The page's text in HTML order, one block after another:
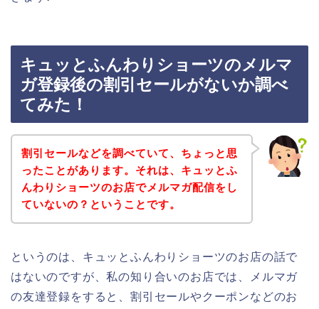
キュッとふんわりショーツのメルマ
ガ登録後の割引セールがないか調べ
てみた！
割引セールなどを調べていて、ちょっと思
ったことがあります。それは、キュッとふ
んわりショーツのお店でメルマガ配信をし
ていないの？ということです。
というのは、キュッとふんわりショーツのお店の話で
はないのですが、私の知り合いのお店では、メルマガ
の友達登録をすると、割引セールやクーポンなどのお